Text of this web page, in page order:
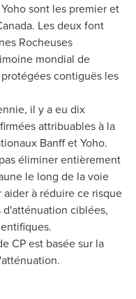
sont les premier et
. Les deux font
Rocheuses
mondial de
contiguës les
il y a eu dix
attribuables à la
Banffet Yoho.
éliminer entièrement
le long de la voie
à réduire ce risque
d'atténuation ciblées,
CP est basée sur la